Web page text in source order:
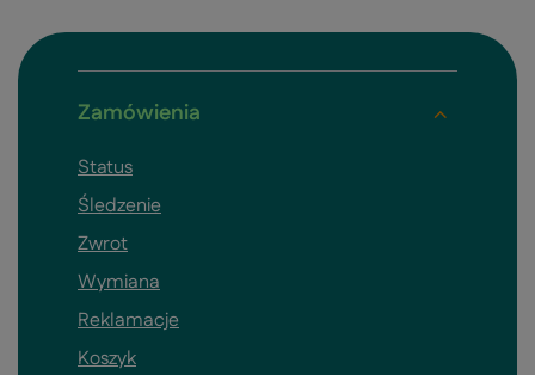
Zamówienia
Status
Śledzenie
Zwrot
Wymiana
Reklamacje
Koszyk